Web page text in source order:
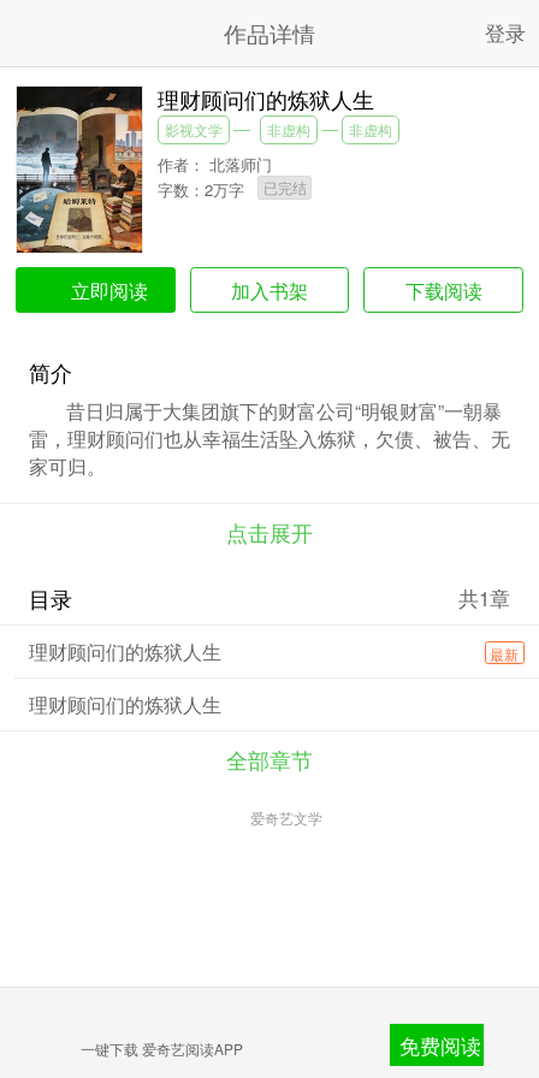
作品详情 登录
理财顾问们的炼狱人生
影视文学 非虚构 非虚构
作者： 北落师门
字数：2万字
已完结
立即阅读 加入书架 下载阅读
简介
昔日归属于大集团旗下的财富公司“明银财富”一朝暴
雷，理财顾问们也从幸福生活坠入炼狱，欠债、被告、无
家可归。
点击展开
目录 共1章
理财顾问们的炼狱人生 最新
理财顾问们的炼狱人生
全部章节
一键下载 爱奇艺阅读APP 免费阅读
爱奇艺文学